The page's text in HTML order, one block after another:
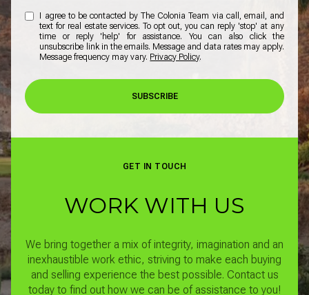
I agree to be contacted by The Colonia Team via call, email, and
text for real estate services. To opt out, you can reply 'stop' at any
time or reply 'help' for assistance. You can also click the
unsubscribe link in the emails. Message and data rates may apply.
Message frequency may vary. Privacy Policy.
SUBSCRIBE
GET IN TOUCH
WORK WITH US
We bring together a mix of integrity, imagination and an
inexhaustible work ethic, striving to make each buying
and selling experience the best possible. Contact us
today to find out how we can be of assistance to you!